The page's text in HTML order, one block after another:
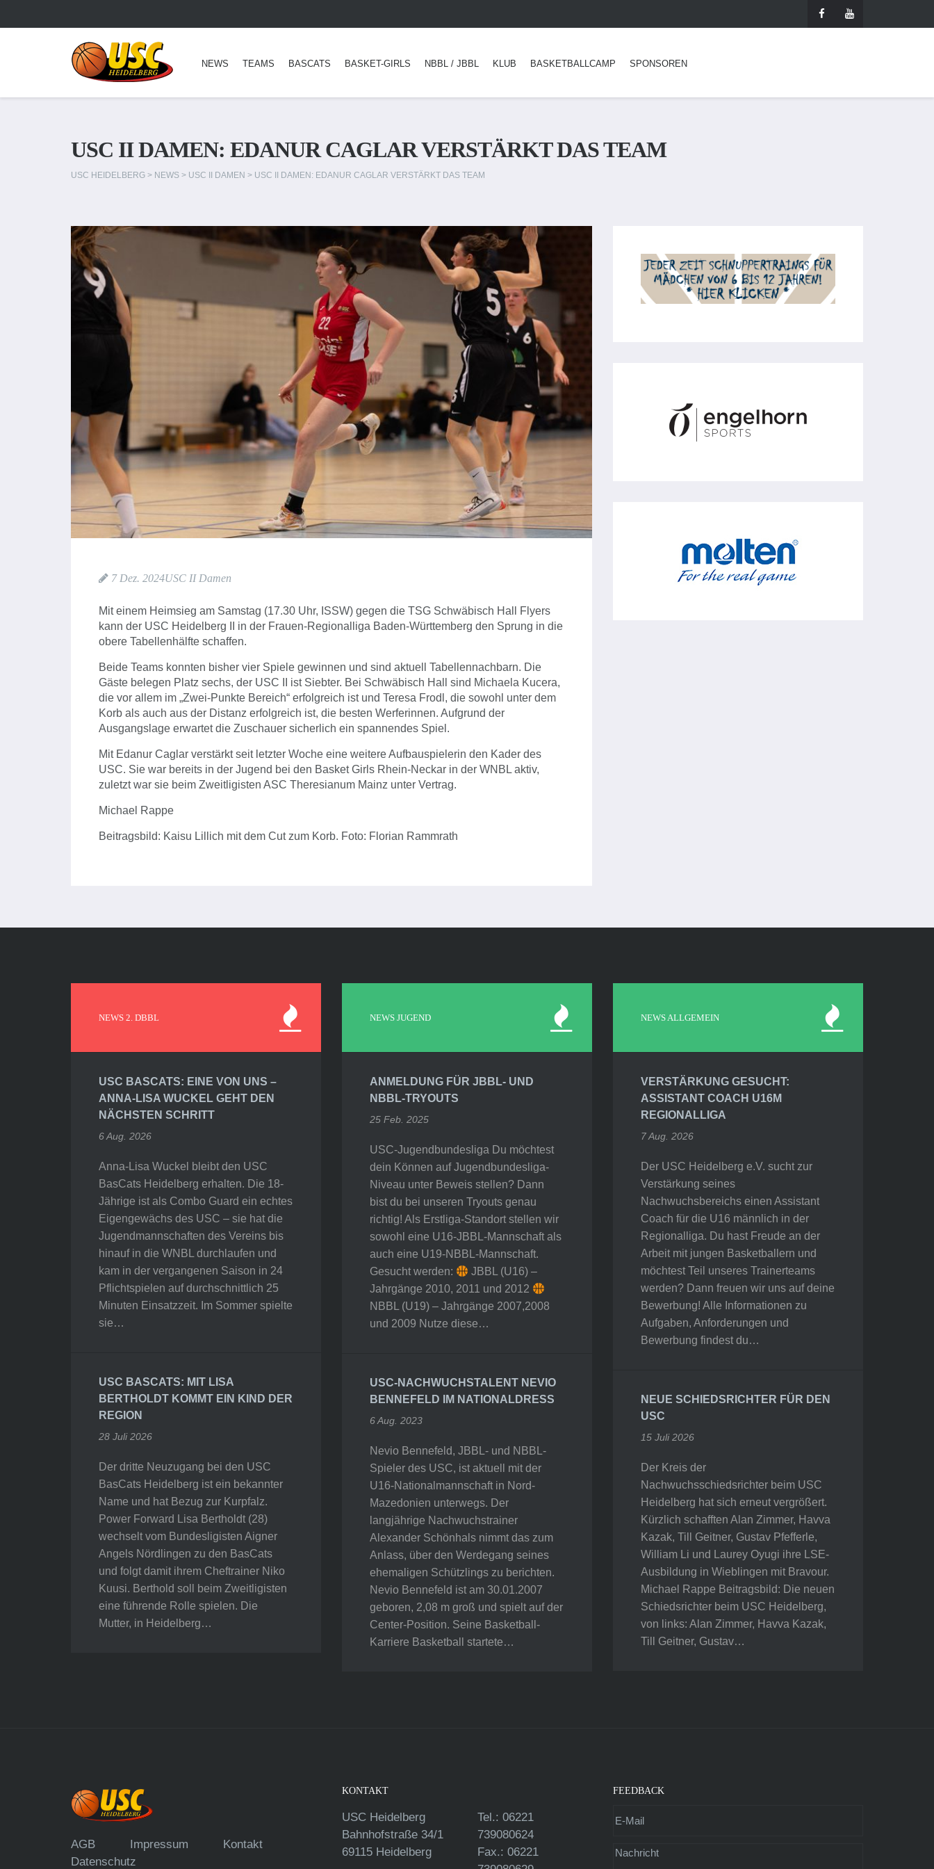
NEWS TEAMS BASCATS BASKET-GIRLS NBBL / JBBL KLUB BASKETBALLCAMP SPONSOREN
USC II DAMEN: EDANUR CAGLAR VERSTÄRKT DAS TEAM
USC HEIDELBERG > NEWS > USC II DAMEN > USC II DAMEN: EDANUR CAGLAR VERSTÄRKT DAS TEAM
7 Dez. 2024USC II Damen
Mit einem Heimsieg am Samstag (17.30 Uhr, ISSW) gegen die TSG Schwäbisch Hall Flyers
kann der USC Heidelberg II in der Frauen-Regionalliga Baden-Württemberg den Sprung in die
obere Tabellenhälfte schaffen.
Beide Teams konnten bisher vier Spiele gewinnen und sind aktuell Tabellennachbarn. Die
Gäste belegen Platz sechs, der USC II ist Siebter. Bei Schwäbisch Hall sind Michaela Kucera,
die vor allem im „Zwei-Punkte Bereich“ erfolgreich ist und Teresa Frodl, die sowohl unter dem
Korb als auch aus der Distanz erfolgreich ist, die besten Werferinnen. Aufgrund der
Ausgangslage erwartet die Zuschauer sicherlich ein spannendes Spiel.
Mit Edanur Caglar verstärkt seit letzter Woche eine weitere Aufbauspielerin den Kader des
USC. Sie war bereits in der Jugend bei den Basket Girls Rhein-Neckar in der WNBL aktiv,
zuletzt war sie beim Zweitligisten ASC Theresianum Mainz unter Vertrag.
Michael Rappe
Beitragsbild: Kaisu Lillich mit dem Cut zum Korb. Foto: Florian Rammrath
NEWS 2. DBBL
USC BASCATS: EINE VON UNS –
ANNA-LISA WUCKEL GEHT DEN
NÄCHSTEN SCHRITT
6 Aug. 2026
Anna-Lisa Wuckel bleibt den USC
BasCats Heidelberg erhalten. Die 18-
Jährige ist als Combo Guard ein echtes
Eigengewächs des USC – sie hat die
Jugendmannschaften des Vereins bis
hinauf in die WNBL durchlaufen und
kam in der vergangenen Saison in 24
Pflichtspielen auf durchschnittlich 25
Minuten Einsatzzeit. Im Sommer spielte
sie…
USC BASCATS: MIT LISA
BERTHOLDT KOMMT EIN KIND DER
REGION
28 Juli 2026
Der dritte Neuzugang bei den USC
BasCats Heidelberg ist ein bekannter
Name und hat Bezug zur Kurpfalz.
Power Forward Lisa Bertholdt (28)
wechselt vom Bundesligisten Aigner
Angels Nördlingen zu den BasCats
und folgt damit ihrem Cheftrainer Niko
Kuusi. Berthold soll beim Zweitligisten
eine führende Rolle spielen. Die
Mutter, in Heidelberg…
NEWS JUGEND
ANMELDUNG FÜR JBBL- UND
NBBL-TRYOUTS
25 Feb. 2025
USC-Jugendbundesliga Du möchtest
dein Können auf Jugendbundesliga-
Niveau unter Beweis stellen? Dann
bist du bei unseren Tryouts genau
richtig! Als Erstliga-Standort stellen wir
sowohl eine U16-JBBL-Mannschaft als
auch eine U19-NBBL-Mannschaft.
Gesucht werden:
JBBL (U16) –
Jahrgänge 2010, 2011 und 2012
NBBL (U19) – Jahrgänge 2007,2008
und 2009 Nutze diese…
USC-NACHWUCHSTALENT NEVIO
BENNEFELD IM NATIONALDRESS
6 Aug. 2023
Nevio Bennefeld, JBBL- und NBBL-
Spieler des USC, ist aktuell mit der
U16-Nationalmannschaft in Nord-
Mazedonien unterwegs. Der
langjährige Nachwuchstrainer
Alexander Schönhals nimmt das zum
Anlass, über den Werdegang seines
ehemaligen Schützlings zu berichten.
Nevio Bennefeld ist am 30.01.2007
geboren, 2,08 m groß und spielt auf der
Center-Position. Seine Basketball-
Karriere Basketball startete…
NEWS ALLGEMEIN
VERSTÄRKUNG GESUCHT:
ASSISTANT COACH U16M
REGIONALLIGA
7 Aug. 2026
Der USC Heidelberg e.V. sucht zur
Verstärkung seines
Nachwuchsbereichs einen Assistant
Coach für die U16 männlich in der
Regionalliga. Du hast Freude an der
Arbeit mit jungen Basketballern und
möchtest Teil unseres Trainerteams
werden? Dann freuen wir uns auf deine
Bewerbung! Alle Informationen zu
Aufgaben, Anforderungen und
Bewerbung findest du…
NEUE SCHIEDSRICHTER FÜR DEN
USC
15 Juli 2026
Der Kreis der
Nachwuchsschiedsrichter beim USC
Heidelberg hat sich erneut vergrößert.
Kürzlich schafften Alan Zimmer, Havva
Kazak, Till Geitner, Gustav Pfefferle,
William Li und Laurey Oyugi ihre LSE-
Ausbildung in Wieblingen mit Bravour.
Michael Rappe Beitragsbild: Die neuen
Schiedsrichter beim USC Heidelberg,
von links: Alan Zimmer, Havva Kazak,
Till Geitner, Gustav…
AGB Impressum
Kontakt
Datenschutz
KONTAKT
USC Heidelberg
Bahnhofstraße 34/1
69115 Heidelberg
Tel.: 06221
739080624
Fax.: 06221
FEEDBACK